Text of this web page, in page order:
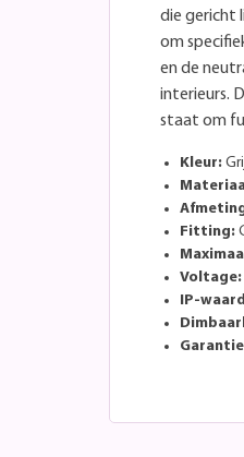
die gericht
om
en de
interieurs.
staat om
Kleur:
Fitting:
Voltage:
IP-